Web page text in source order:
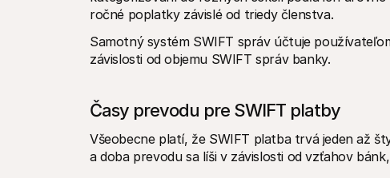
ročné poplatky závislé od triedy členstva.
Samotný systém SWIFT správ účtuje
závislosti od objemu SWIFT správ banky.
Časy prevodu pre SWIFT platby
Všeobecne platí, že SWIFT platba trvá jeden až
a doba prevodu sa líši v závislosti od vzťahov